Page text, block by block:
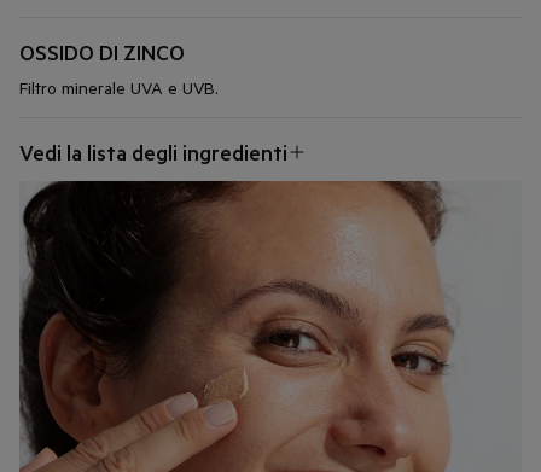
OSSIDO DI ZINCO
Filtro minerale UVA e UVB.
Vedi la lista degli ingredienti